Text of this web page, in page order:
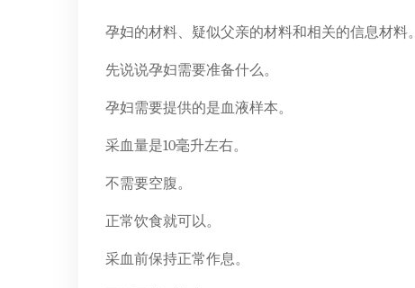
孕妇的材料、疑似父亲的材料和相关的信息材料。
先说说孕妇需要准备什么。
孕妇需要提供的是血液样本。
采血量是10毫升左右。
不需要空腹。
正常饮食就可以。
采血前保持正常作息。